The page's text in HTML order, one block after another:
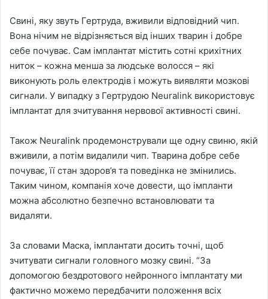
Свині, яку звуть Гертруда, вживили відповідний чип.
Вона нічим не відрізняється від інших тварин і добре
себе почуває. Сам імплантат містить сотні крихітних
ниток – кожна менша за людське волосся – які
виконують роль електродів і можуть виявляти мозкові
сигнали. У випадку з Гертрудою Neuralink використовує
імплантат для зчитування нервової активності свині.
Також Neuralink продемонстрували ще одну свиню, якій
вживили, а потім видалили чип. Тварина добре себе
почуває, її стан здоров’я та поведінка не змінились.
Таким чином, компанія хоче довести, що імпланти
можна абсолютно безпечно встановлювати та
видаляти.
За словами Маска, імплантати досить точні, щоб
зчитувати сигнали головного мозку свині. “За
допомогою бездротового нейронного імплантату ми
фактично можемо передбачити положення всіх